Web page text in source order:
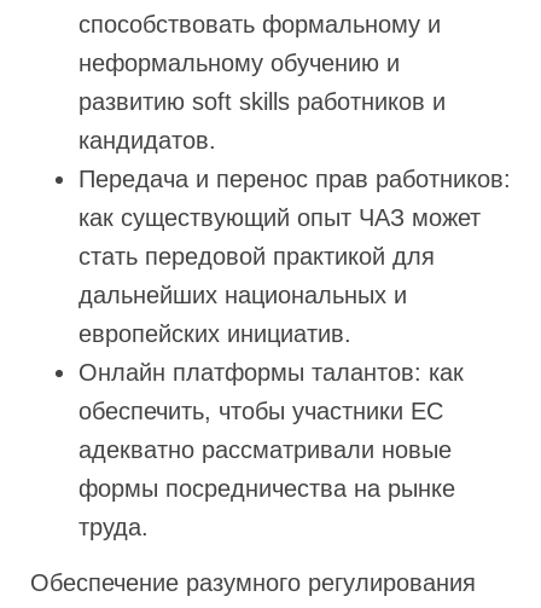
способствовать формальному и
неформальному обучению и
развитию soft skills работников и
кандидатов.
Передача и перенос прав работников:
как существующий опыт ЧАЗ может
стать передовой практикой для
дальнейших национальных и
европейских инициатив.
Онлайн платформы талантов: как
обеспечить, чтобы участники ЕС
адекватно рассматривали новые
формы посредничества на рынке
труда.
Обеспечение разумного регулирования